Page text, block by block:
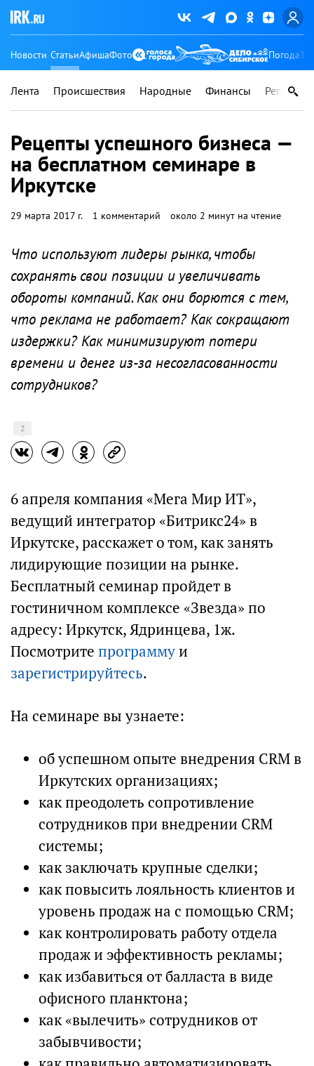
Новости СтатьиАфишаФото Погода
Лента Происшествия Народные Финансы Регионы
Рецепты успешного бизнеса —
на бесплатном семинаре в
Иркутске
29 марта 2017 г. 1 комментарий около 2 минут на чтение
Что используют лидеры рынка, чтобы
сохранять свои позиции и увеличивать
обороты компаний. Как они борются с тем,
что реклама не работает? Как сокращают
издержки? Как минимизируют потери
времени и денег из-за несогласованности
сотрудников?
2
6 апреля компания «Мега Мир ИТ»,
ведущий интегратор «Битрикс24» в
Иркутске, расскажет о том, как занять
лидирующие позиции на рынке.
Бесплатный семинар пройдет в
гостиничном комплексе «Звезда» по
адресу: Иркутск, Ядринцева, 1ж.
Посмотрите программуи
зарегистрируйтесь.
На семинаре вы узнаете:
об успешном опыте внедрения CRM в
Иркутских организациях;
как преодолеть сопротивление
сотрудников при внедрении CRM
системы;
как заключать крупные сделки;
как повысить лояльность клиентов и
уровень продаж на с помощью CRM;
как контролировать работу отдела
продаж и эффективность рекламы;
как избавиться от балласта в виде
офисного планктона;
как «вылечить» сотрудников от
забывчивости;